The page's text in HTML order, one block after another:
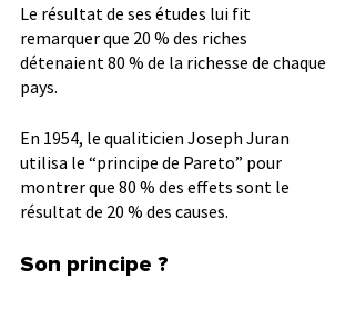
Le résultat de ses études lui fit
remarquer que 20 % des riches
détenaient 80 % de la richesse de chaque
pays.
En 1954, le qualiticien Joseph Juran
utilisa le “principe de Pareto” pour
montrer que 80 % des effets sont le
résultat de 20 % des causes.
Son principe ?